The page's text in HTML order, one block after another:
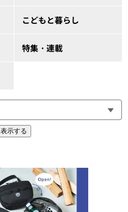
こどもと暮らし
特集・連載
表示する